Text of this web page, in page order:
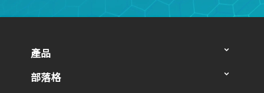
產品
部落格